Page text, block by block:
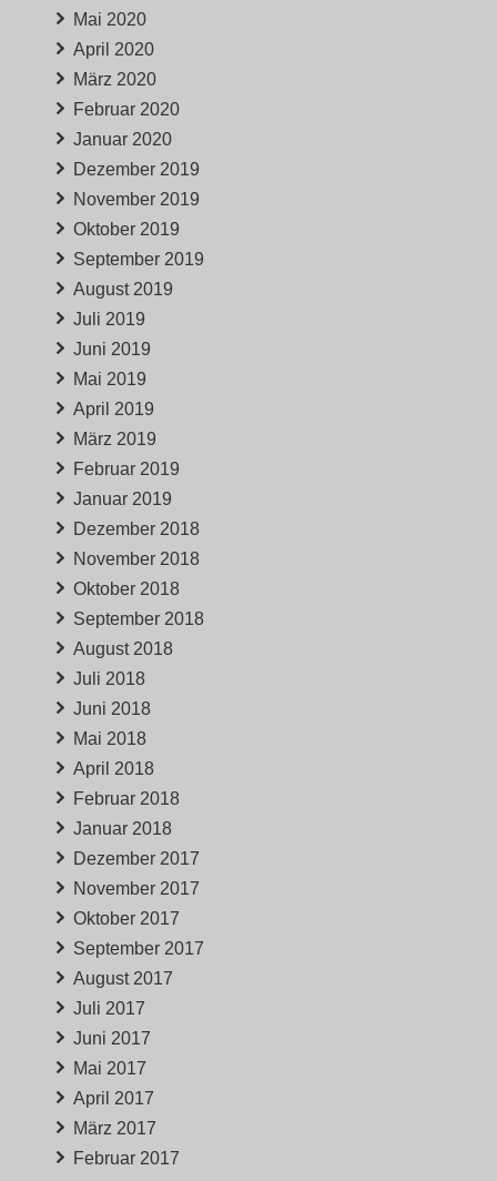
Mai 2020
April 2020
März 2020
Februar 2020
Januar 2020
Dezember 2019
November 2019
Oktober 2019
September 2019
August 2019
Juli 2019
Juni 2019
Mai 2019
April 2019
März 2019
Februar 2019
Januar 2019
Dezember 2018
November 2018
Oktober 2018
September 2018
August 2018
Juli 2018
Juni 2018
Mai 2018
April 2018
Februar 2018
Januar 2018
Dezember 2017
November 2017
Oktober 2017
September 2017
August 2017
Juli 2017
Juni 2017
Mai 2017
April 2017
März 2017
Februar 2017